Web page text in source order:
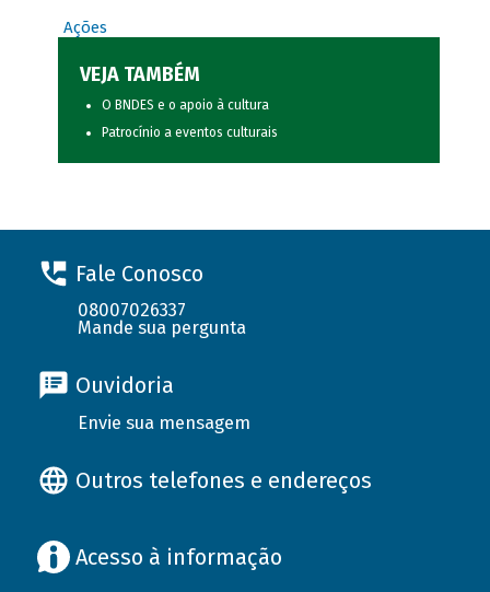
Ações
VEJA TAMBÉM
O BNDES e o apoio à cultura
Patrocínio a eventos culturais
Fale Conosco
08007026337
Mande sua pergunta
Ouvidoria
Envie sua mensagem
Outros telefones e endereços
Acesso à informação